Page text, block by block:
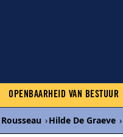
OPENBAARHEID VAN BESTUUR
›Hilde De Graeve ›